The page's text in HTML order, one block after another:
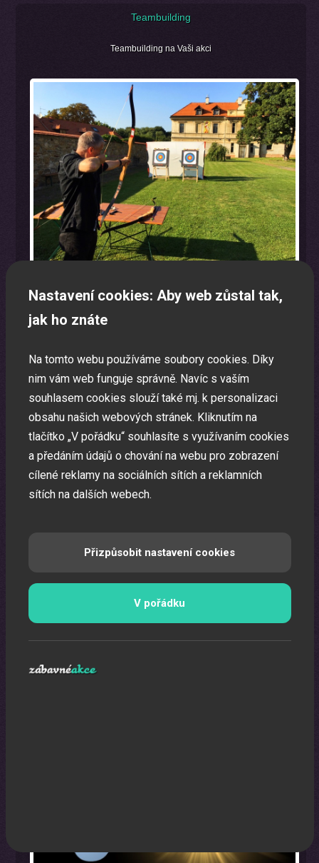
Teambuilding
Teambuilding na Vaši akci
Zkušený moderátor je základ každé Vaší pořádané akce.
Nastavení cookies: Aby web zůstal tak,
jak ho znáte
Na tomto webu používáme soubory cookies. Díky
nim vám web funguje správně. Navíc s vaším
souhlasem cookies slouží také mj. k personalizaci
obsahu našich webových stránek. Kliknutím na
tlačítko „V pořádku“ souhlasíte s využívaním cookies
a předáním údajů o chování na webu pro zobrazení
cílené reklamy na sociálních sítích a reklamních
sítích na dalších webech.
Přizpůsobit nastavení cookies
V pořádku